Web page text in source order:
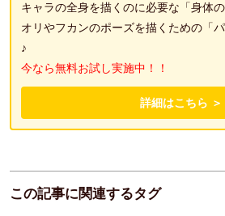
キャラの全身を描くのに必要な「身体
オリやフカンのポーズを描くための「
♪
今なら無料お試し実施中！！
詳細はこちら ＞
この記事に関連するタグ